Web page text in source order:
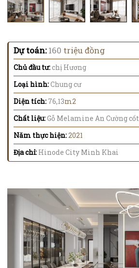
Dự toán:160 triệu đồng
Chủ đầu tư:chị Hương
Loại hình:Chung cư
Diện tích: 76,13m2
Chất liệu:Gỗ Melamine An Cường
Năm thực hiện:2021
Địa chỉ: Hinode City Minh Khai